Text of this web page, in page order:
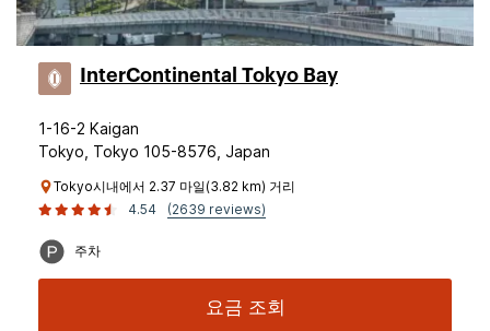
InterContinental Tokyo Bay
1-16-2 Kaigan
Tokyo, Tokyo 105-8576, Japan
Tokyo시내에서 2.37 마일(3.82 km) 거리
4.54
(2639 reviews)
주차
요금 조회